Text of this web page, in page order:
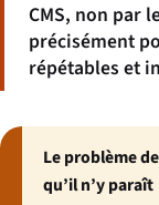
CMS, non par
précisément
répétables et
Le problème
qu’il n’y paraît